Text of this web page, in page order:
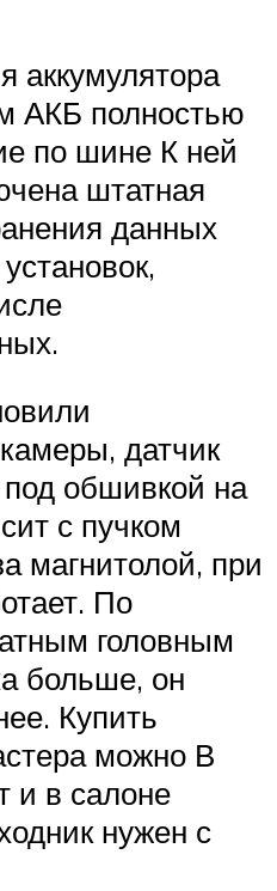
аккумулятора
АКБ полностью
по шине К ней
штатная
данных
датчик
обшивкой на
с пучком
магнитолой, при
По
головным
больше, он
Купить
можно В
и в салоне
нужен с